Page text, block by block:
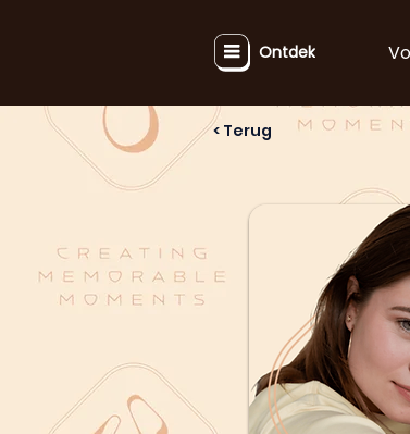
Ontdek
< Terug